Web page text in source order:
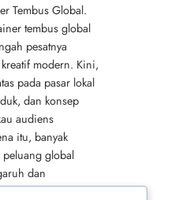
Tembus Global.
tembus global
pesatnya
modern. Kini,
pada pasar lokal
dan konsep
audiens
itu, banyak
peluang global
dan
Selain itu,